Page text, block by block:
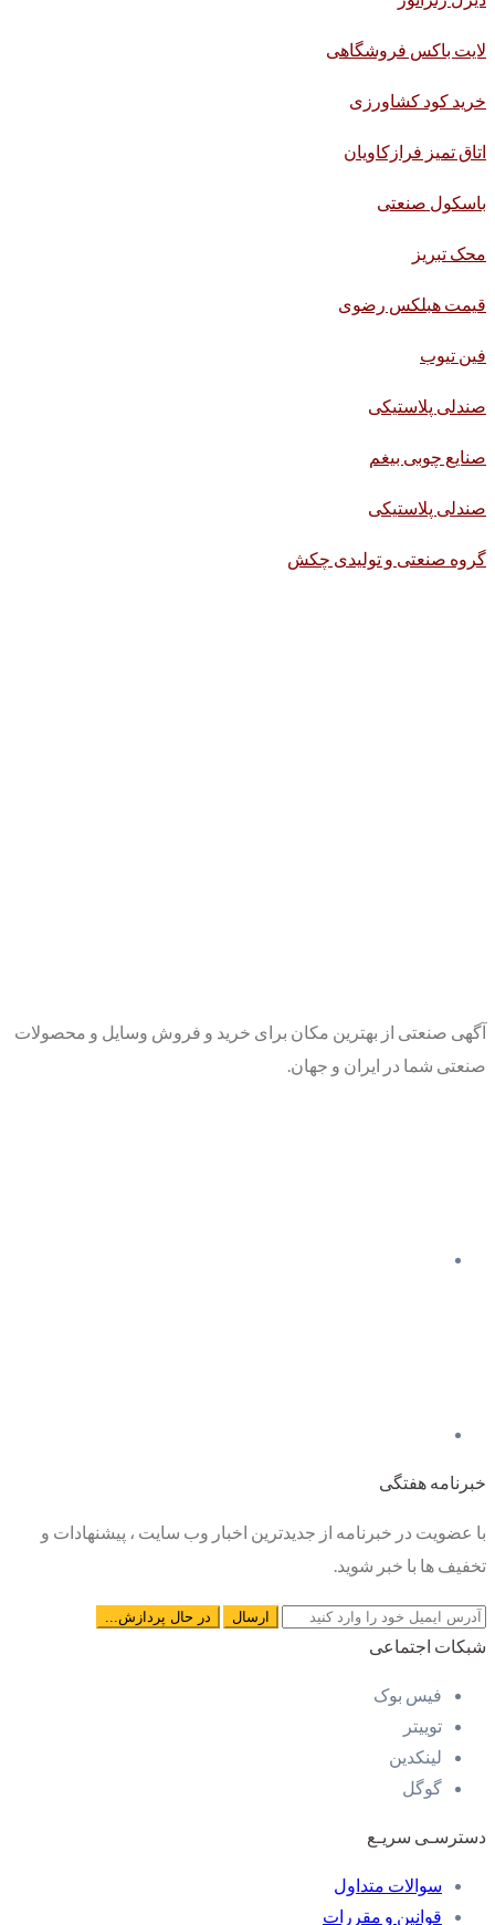
لایت باکس فروشگاهی
خرید کود کشاورزی
اتاق تمیز فرازکاویان
باسکول صنعتی
محک تبریز
قیمت هبلکس رضوی
فین تیوب
صندلی پلاستیکی
صنایع چوبی بیغم
صندلی پلاستیکی
گروه صنعتی و تولیدی چکش
آگهی صنعتی از بهترین مکان برای خرید و فروش وسایل و محصولات
صنعتی شما در ایران و جهان.
خبرنامه هفتگی
با عضویت در خبرنامه از جدیدترین اخبار وب سایت ، پیشنهادات و
تخفیف ها با خبر شوید.
شبکات اجتماعی
فیس بوک
توییتر
لینکدین
گوگل
دسترسـی سریـع
سوالات متداول
قوانین و مقررات